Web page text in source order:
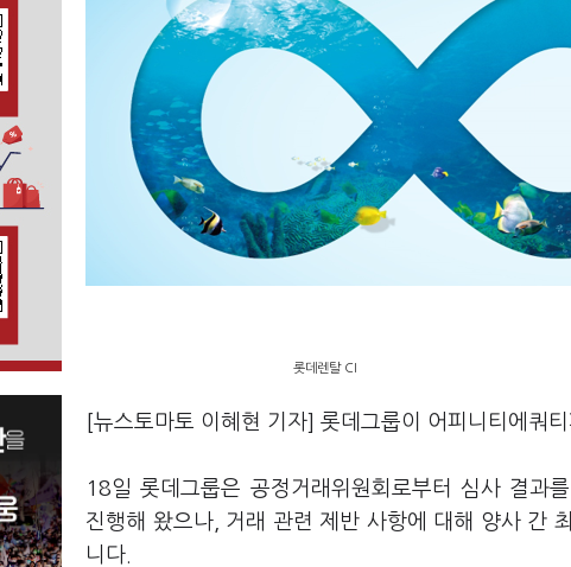
롯데렌탈 CI
[뉴스토마토 이혜현 기자] 롯데그룹이 어피니티에쿼
18일 롯데그룹은 공정거래위원회로부터 심사 결과
진행해 왔으나, 거래 관련 제반 사항에 대해 양사 간
니다.